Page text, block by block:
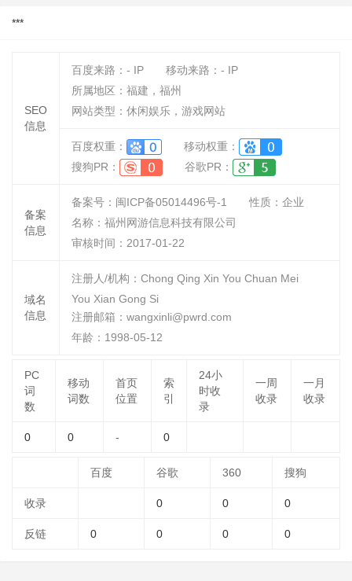
***
SEO
信息
百度来路： - IP 移动来路： - IP
所属地区：福建，福州
网站类型：休闲娱乐，游戏网站
百度权重：
移动权重：
搜狗PR：
谷歌PR：
备案
信息
备案号：闽ICP备05014496号-1 性质： 企业
名称： 福州网游信息科技有限公司
审核时间： 2017-01-22
域名
信息
注册人/机构：Chong Qing Xin You Chuan Mei
You Xian Gong Si
注册邮箱：wangxinli@pwrd.com
年龄：1998-05-12
PC
词
数
移动
词数
首页
位置
索
引
24小
时收
录
一周
收录
一月
收录
0 0 - 0
百度 谷歌 360 搜狗
收录 0 0 0
反链 0 0 0 0